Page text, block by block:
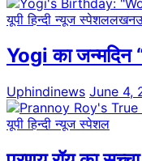
यूपी हिन्दी न्यूज स्पेशल
Yogi का जन्मदिन
Uphindinews June 4,
यूपी हिन्दी न्यूज स्पेशल